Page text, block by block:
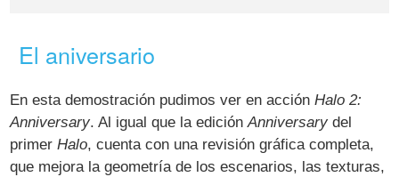
El aniversario
En esta demostración pudimos ver en acciónHalo 2:
Anniversary. Al igual que la ediciónAnniversary del
primerHalo, cuenta con una revisión gráfica completa,
que mejora la geometría de los escenarios, las texturas,